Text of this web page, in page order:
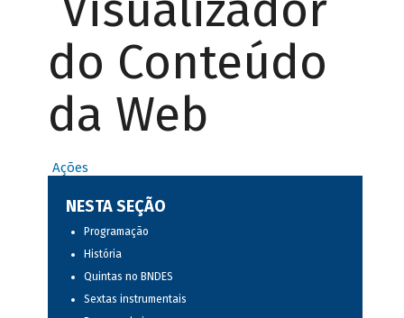
do Conteúdo
da Web
Ações
NESTA SEÇÃO
Programação
História
Quintas no BNDES
Sextas instrumentais